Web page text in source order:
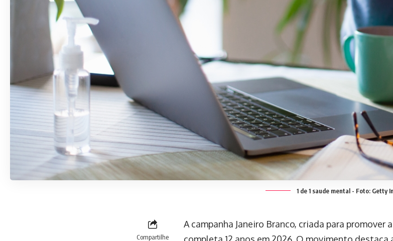
1 de 1 saude mental - Foto: Getty
Compartilhe
A campanha Janeiro Branco, criada para promover